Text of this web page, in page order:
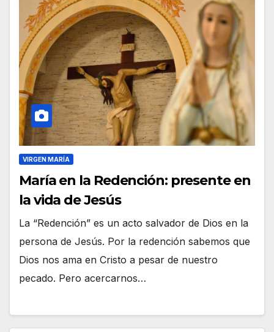
VIRGEN MARÍA
María en la Redención: presente en
la vida de Jesús
La “Redención” es un acto salvador de Dios en la
persona de Jesús. Por la redención sabemos que
Dios nos ama en Cristo a pesar de nuestro
pecado. Pero acercarnos…